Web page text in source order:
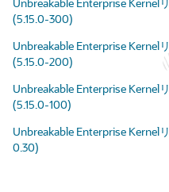
(5.15.0-300)
Unbreakable Enterprise Kernel
(5.15.0-200)
Unbreakable Enterprise Kernel
(5.15.0-100)
Unbreakable Enterprise Kernel
0.30)